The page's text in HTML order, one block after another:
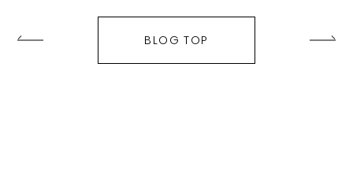
BLOG TOP